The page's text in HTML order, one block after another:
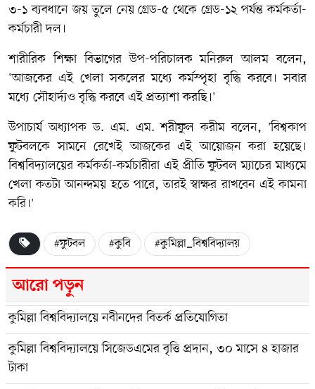
৩-১ ব্যবধানে জয় তুলে নেয় গ্রেড-৫ থেকে গ্রেড-১২ পর্যন্ত কর্মকর্তা-
কর্মচারী দল।
শারীরিক শিক্ষা বিভাগের উপ-পরিচালক মনিরুল আলম বলেন,
'আজকের এই খেলা সকলের মধ্যে কর্মস্পৃহা বৃদ্ধি করবে। সবার
মধ্যে সৌহার্দ্যও বৃদ্ধি করবে এই প্রত্যাশা করছি।'
উপাচার্য অধ্যাপক ড. এম. এম. শরীফুল করীম বলেন, 'বিশ্বকাপ
ফুটবলকে সামনে রেখেই আজকের এই আয়োজন করা হয়েছে।
বিশ্ববিদ্যালয়ের কর্মকর্তা-কর্মচারীরা এই প্রীতি ফুটবল ম্যাচের মাধ্যমে
খেলা কতটা আনন্দময় হতে পারে, তারই স্বাক্ষর রাখবেন এই কামনা
করি।'
#ফুটবল #কুবি #কুমিল্লা_বিশ্ববিদ্যালয়
আরো পড়ুন
কুমিল্লা বিশ্ববিদ্যালয়ে নবীনদের বিতর্ক প্রতিযোগিতা
কুমিল্লা বিশ্ববিদ্যালয়ে সিজেডএমের বৃত্তি প্রদান, ৩০ মাসে ৪ হাজার
টাকা